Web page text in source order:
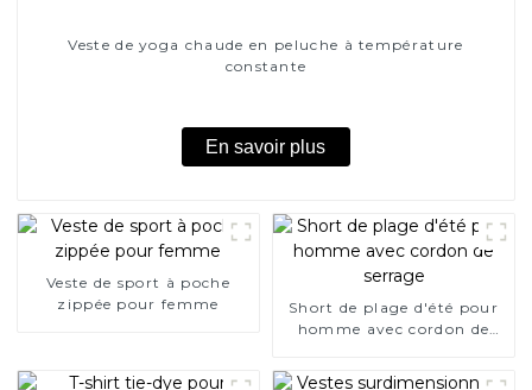
Veste de yoga chaude en peluche à température
constante
En savoir plus
Veste de sport à poche
zippée pour femme
Short de plage d'été pour
homme avec cordon de